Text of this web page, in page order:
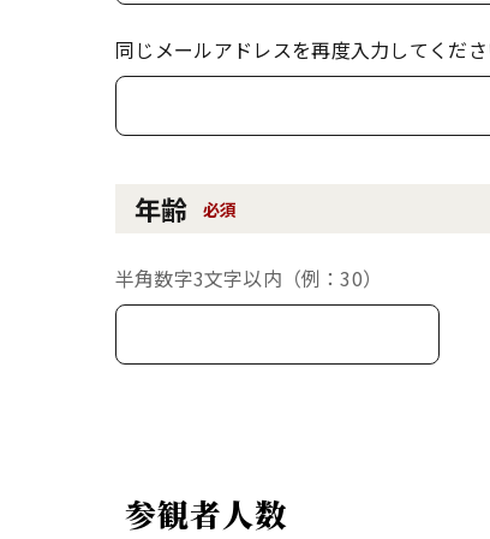
同じメールアドレスを再度入力してくださ
年齢 必須
半角数字3文字以内（例：30）
参観者人数